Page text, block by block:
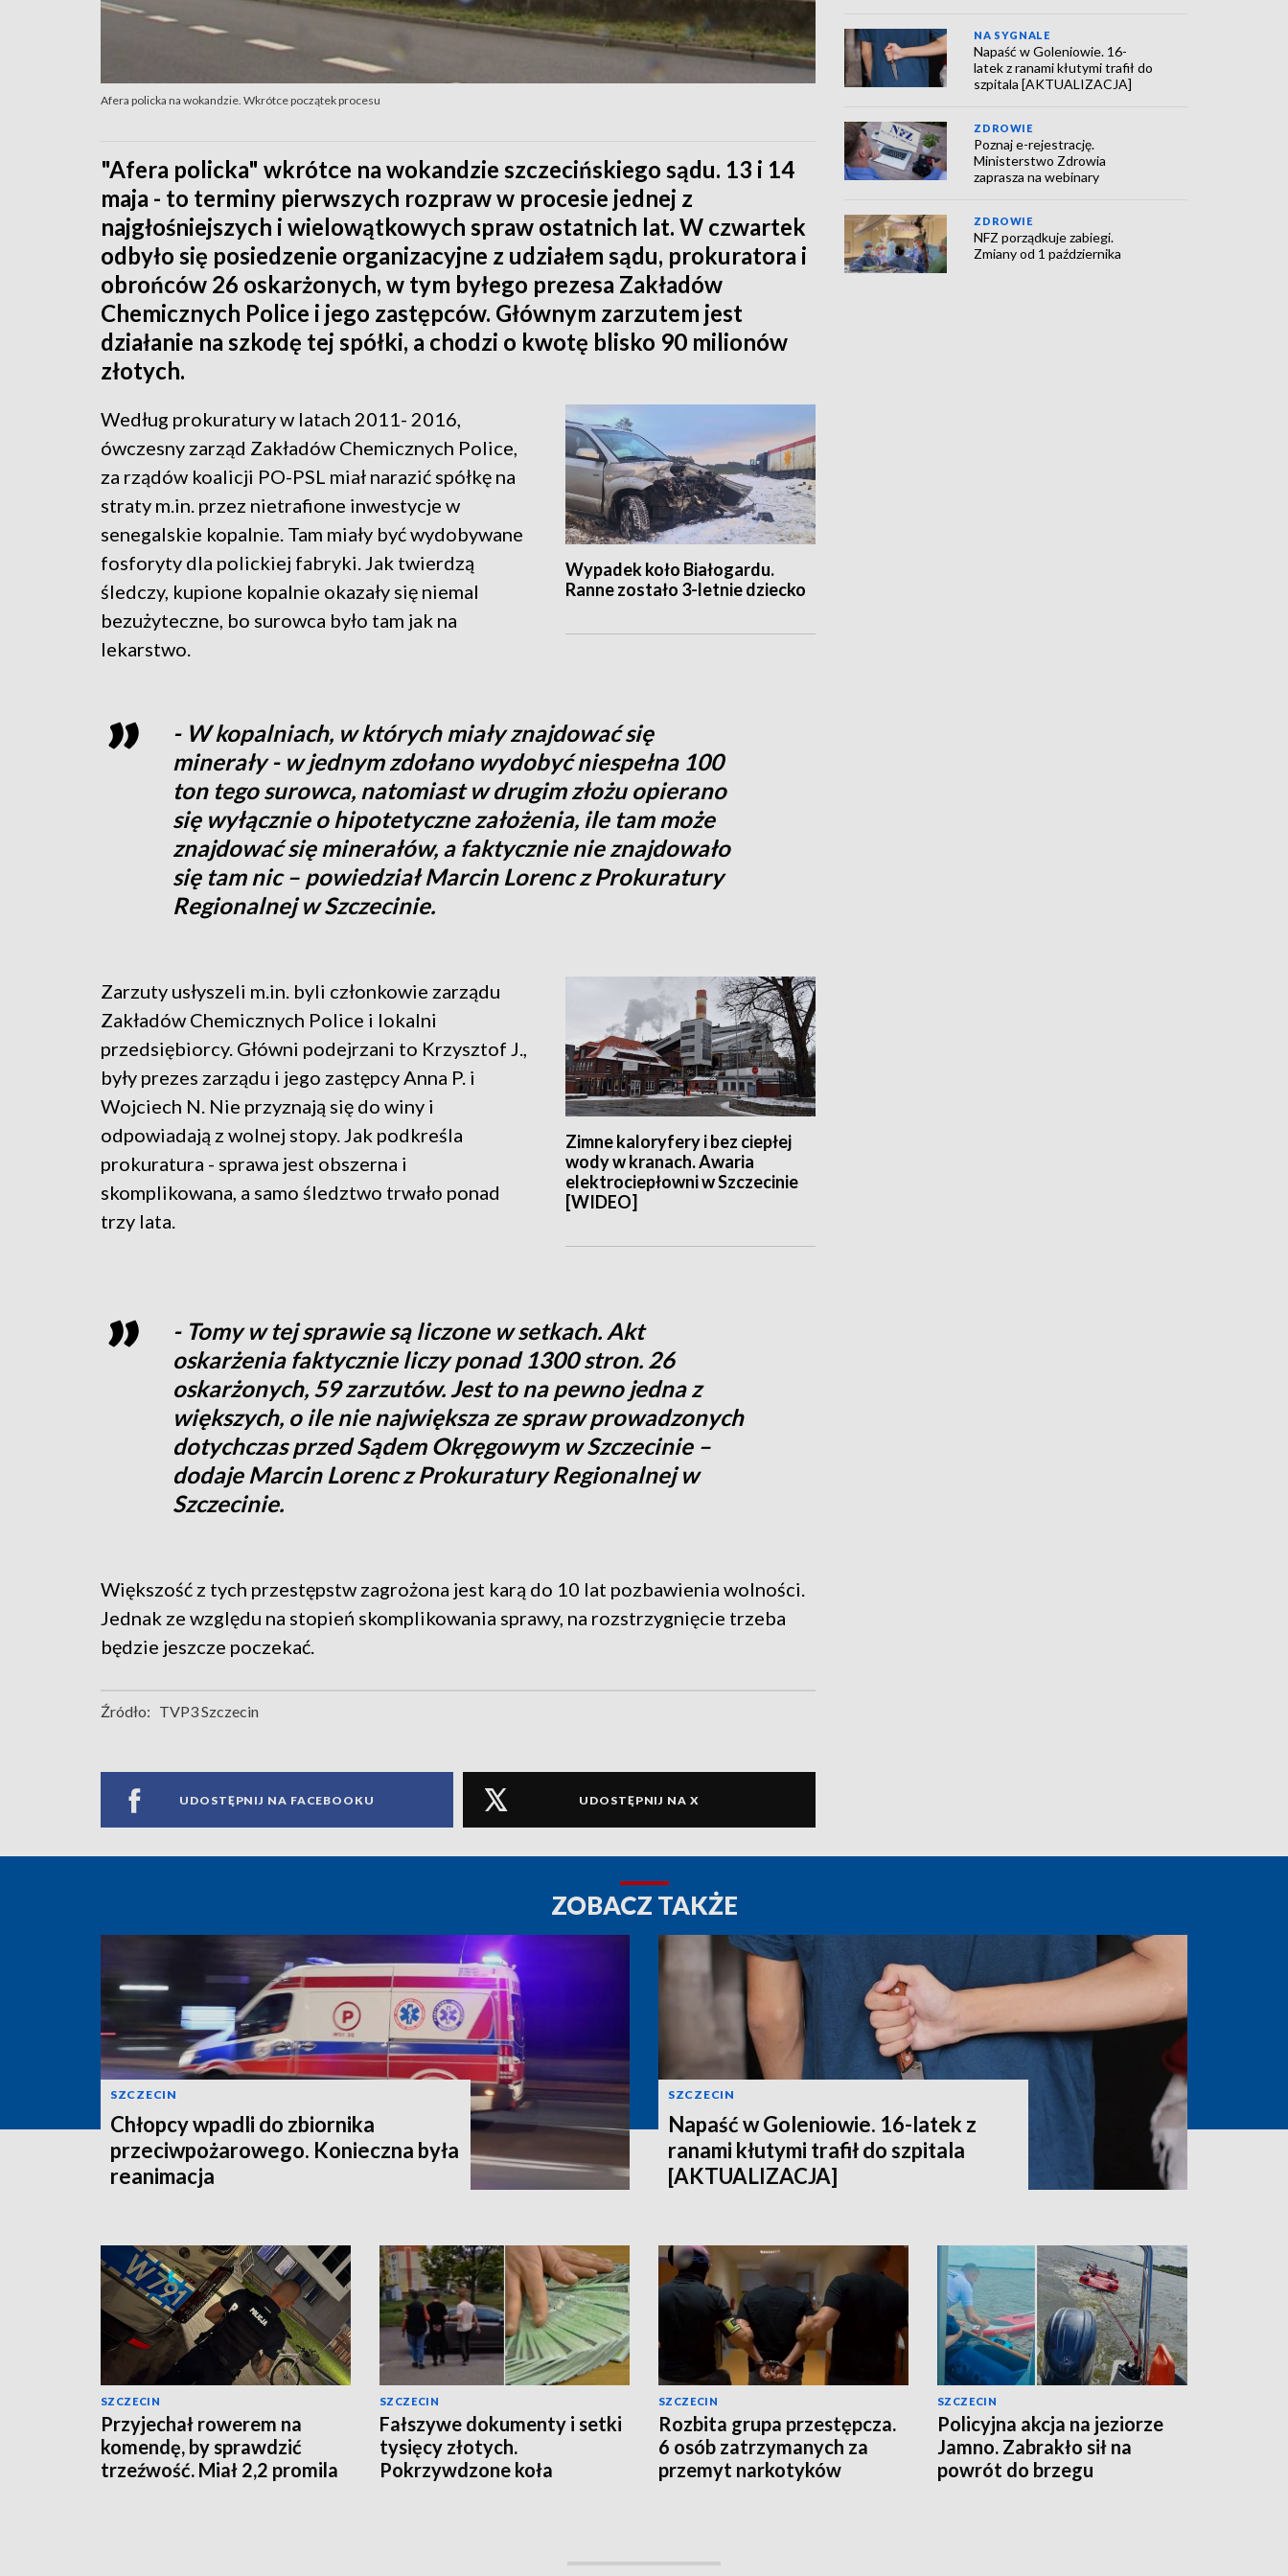
Afera policka na wokandzie. Wkrótce początek procesu
"Afera policka" wkrótce na wokandzie szczecińskiego sądu. 13 i 14
maja - to terminy pierwszych rozpraw w procesie jednej z
najgłośniejszych i wielowątkowych spraw ostatnich lat. W czwartek
odbyło się posiedzenie organizacyjne z udziałem sądu, prokuratora i
obrońców 26 oskarżonych, w tym byłego prezesa Zakładów
Chemicznych Police i jego zastępców. Głównym zarzutem jest
działanie na szkodę tej spółki, a chodzi o kwotę blisko 90 milionów
złotych.
Wypadek koło Białogardu.
Ranne zostało 3-letnie dziecko
Według prokuratury w latach 2011- 2016,
ówczesny zarząd Zakładów Chemicznych Police,
za rządów koalicji PO-PSL miał narazić spółkę na
straty m.in. przez nietrafione inwestycje w
senegalskie kopalnie. Tam miały być wydobywane
fosforyty dla polickiej fabryki. Jak twierdzą
śledczy, kupione kopalnie okazały się niemal
bezużyteczne, bo surowca było tam jak na
lekarstwo.
- W kopalniach, w których miały znajdować się
minerały - w jednym zdołano wydobyć niespełna 100
ton tego surowca, natomiast w drugim złożu opierano
się wyłącznie o hipotetyczne założenia, ile tam może
znajdować się minerałów, a faktycznie nie znajdowało
się tam nic – powiedział Marcin Lorenc z Prokuratury
Regionalnej w Szczecinie.
Zimne kaloryfery i bez ciepłej
wody w kranach. Awaria
elektrociepłowni w Szczecinie
[WIDEO]
Zarzuty usłyszeli m.in. byli członkowie zarządu
Zakładów Chemicznych Police i lokalni
przedsiębiorcy. Główni podejrzani to Krzysztof J.,
były prezes zarządu i jego zastępcy Anna P. i
Wojciech N. Nie przyznają się do winy i
odpowiadają z wolnej stopy. Jak podkreśla
prokuratura - sprawa jest obszerna i
skomplikowana, a samo śledztwo trwało ponad
trzy lata.
- Tomy w tej sprawie są liczone w setkach. Akt
oskarżenia faktycznie liczy ponad 1300 stron. 26
oskarżonych, 59 zarzutów. Jest to na pewno jedna z
większych, o ile nie największa ze spraw prowadzonych
dotychczas przed Sądem Okręgowym w Szczecinie –
dodaje Marcin Lorenc z Prokuratury Regionalnej w
Szczecinie.
Większość z tych przestępstw zagrożona jest karą do 10 lat pozbawienia wolności.
Jednak ze względu na stopień skomplikowania sprawy, na rozstrzygnięcie trzeba
będzie jeszcze poczekać.
Źródło: TVP3 Szczecin
UDOSTĘPNIJ NA FACEBOOKU UDOSTĘPNIJ NA X
NA SYGNALE
Napaść w Goleniowie. 16-
latek z ranami kłutymi trafił do
szpitala [AKTUALIZACJA]
ZDROWIE
Poznaj e-rejestrację.
Ministerstwo Zdrowia
zaprasza na webinary
ZDROWIE
NFZ porządkuje zabiegi.
Zmiany od 1 października
ZOBACZ TAKŻE
SZCZECIN
Chłopcy wpadli do zbiornika
przeciwpożarowego. Konieczna była
reanimacja
SZCZECIN
Napaść w Goleniowie. 16-latek z
ranami kłutymi trafił do szpitala
[AKTUALIZACJA]
SZCZECIN
Przyjechał rowerem na
komendę, by sprawdzić
trzeźwość. Miał 2,2 promila
SZCZECIN
Fałszywe dokumenty i setki
tysięcy złotych.
Pokrzywdzone koła
SZCZECIN
Rozbita grupa przestępcza.
6 osób zatrzymanych za
przemyt narkotyków
SZCZECIN
Policyjna akcja na jeziorze
Jamno. Zabrakło sił na
powrót do brzegu